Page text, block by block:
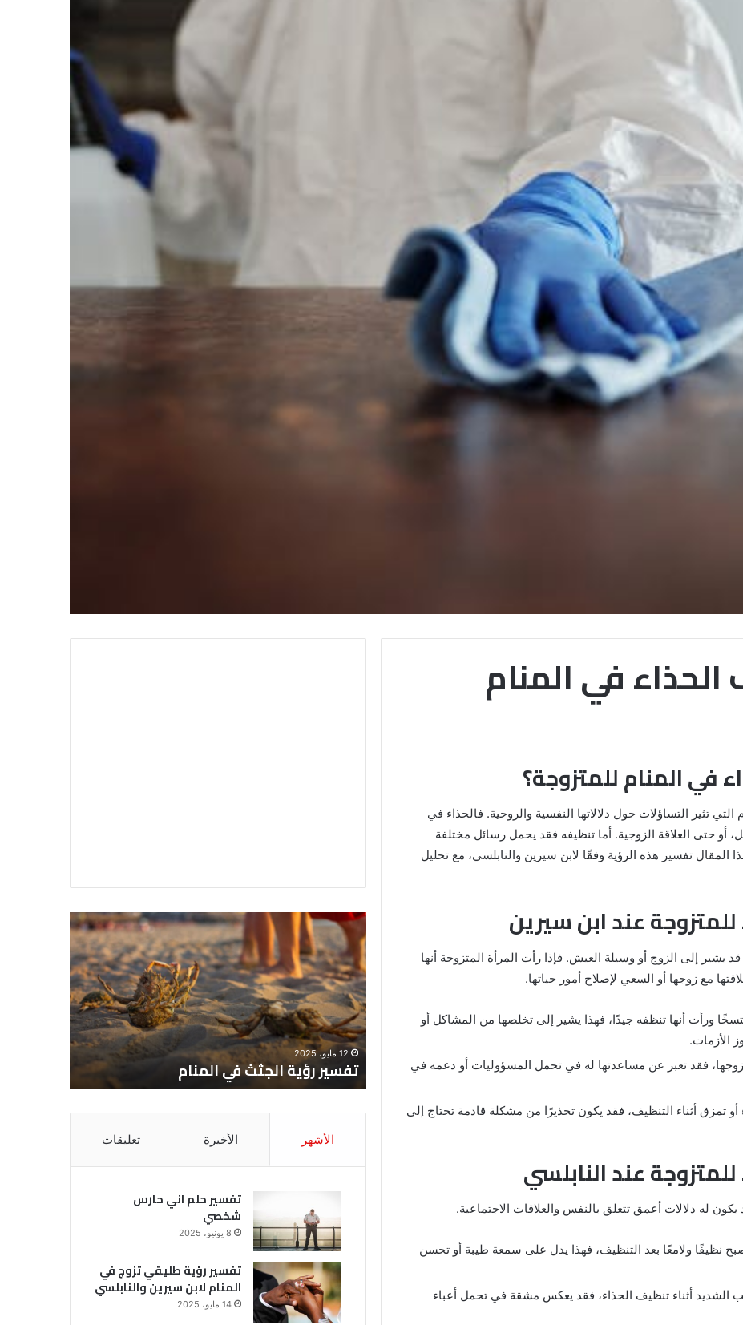
في المنام
المنام للمتزوجة؟
تثير التساؤلات حول دلالاتها النفسية والروحية. فالحذاء في
أو حتى العلاقة الزوجية. أما تنظيفه فقد يحمل رسائل مختلفة
تفسير هذه الرؤية وفقًا لابن سيرين والنابلسي، مع تحليل
عند ابن سيرين
يشير إلى الزوج أو وسيلة العيش. فإذا رأت المرأة المتزوجة أنها
مع زوجها أو السعي لإصلاح أمور حياتها.
ورأت أنها تنظفه جيدًا، فهذا يشير إلى تخلصها من المشاكل أو
الأزمات.
فقد تعبر عن مساعدتها له في تحمل المسؤوليات أو دعمه في
أو تمزق أثناء التنظيف، فقد يكون تحذيرًا من مشكلة قادمة تحتاج إلى
عند النابلسي
له دلالات أعمق تتعلق بالنفس والعلاقات الاجتماعية.
نظيفًا ولامعًا بعد التنظيف، فهذا يدل على سمعة طيبة أو تحسن
الشديد أثناء تنظيف الحذاء، فقد يعكس مشقة في تحمل أعباء
خروج
من
الدبر
في
للمتزوجة
خروج شي من الدبر في المنام للمتزوجة
تفسير
رؤية
الجثث
في
المنام
12 مايو، 2025
تفسير رؤية الجثث في المنام
تفسير
اني
حارس
شخصي
الأشهر الأخيرة تعليقات
تفسير حلم اني حارس
شخصي
8 يونيو، 2025
تفسير رؤية طليقي تزوج في
المنام لابن سيرين والنابلسي
14 مايو، 2025